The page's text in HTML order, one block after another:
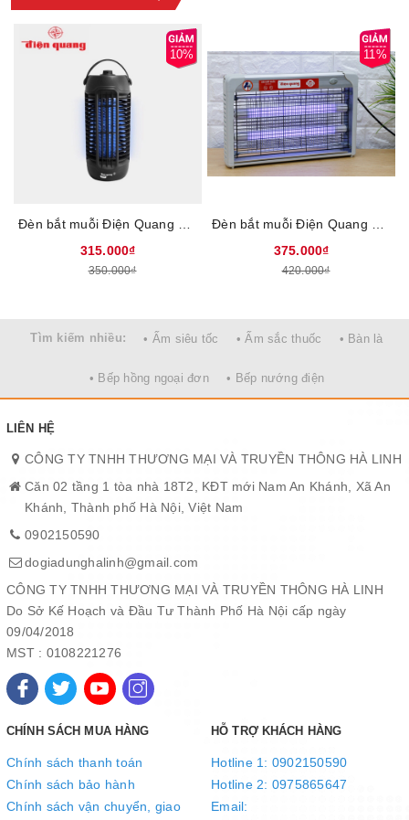
10%
315.000₫
350.000₫
11%
375.000₫
420.000₫
Tìm kiếm nhiều: • Ấm siêu tốc • Ấm sắc thuốc • Bàn là
• Bếp hồng ngoại đơn • Bếp nướng điện
LIÊN HỆ
CÔNG TY TNHH THƯƠNG MẠI VÀ TRUYỀN THÔNG HÀ LINH
Căn 02 tầng 1 tòa nhà 18T2, KĐT mới Nam An Khánh, Xã An
Khánh, Thành phố Hà Nội, Việt Nam
0902150590
dogiadunghalinh@gmail.com
CÔNG TY TNHH THƯƠNG MẠI VÀ TRUYỀN THÔNG HÀ LINH
Do Sở Kế Hoạch và Đầu Tư Thành Phố Hà Nội cấp ngày
09/04/2018
MST : 0108221276
CHÍNH SÁCH MUA HÀNG
Chính sách thanh toán
Chính sách bảo hành
Chính sách vận chuyển, giao
HỖ TRỢ KHÁCH HÀNG
Hotline 1: 0902150590
Hotline 2: 0975865647
Email: